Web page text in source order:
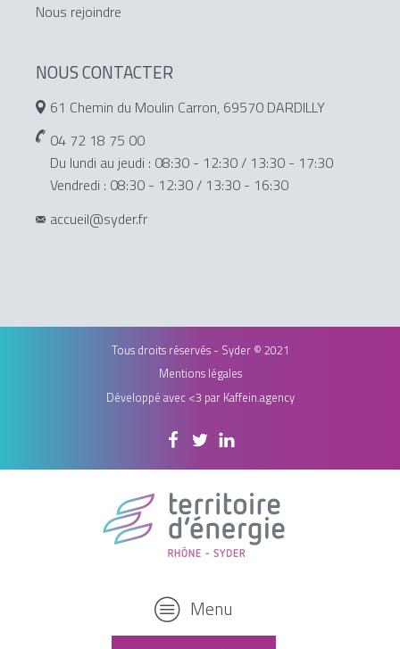
Nous rejoindre
NOUS CONTACTER
61 Chemin du Moulin Carron, 69570 DARDILLY
04 72 18 75 00
Du lundi au jeudi : 08:30 - 12:30 / 13:30 - 17:30
Vendredi : 08:30 - 12:30 / 13:30 - 16:30
accueil@syder.fr
Tous droits réservés - Syder © 2021
Mentions légales
Développé avec <3 par Kaffein.agency
Menu